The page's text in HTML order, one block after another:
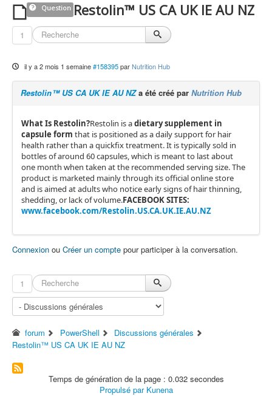
Question Restolin™ US CA UK IE AU NZ
1
il y a 2 mois 1 semaine #158395 parNutrition Hub
Restolin™ US CA UK IE AU NZa été créé par Nutrition Hub
What Is Restolin?Restolin is adietary supplement in
capsule form that is positioned as a daily support for hair
health rather than a quickfix treatment. It is typically sold in
bottles of around 60 capsules, which is meant to last about
one month when taken at the recommended serving size. The
product is marketed mainly through its official online store
and is aimed at adults who notice early signs of hair thinning,
shedding, or lack of volume.FACEBOOK SITES:
www.facebook.com/Restolin.US.CA.UK.IE.AU.NZ
Connexion ou Créer un compte pour participer à la conversation.
1
forum PowerShell
Discussions générales
Restolin™ US CA UK IE AU NZ
Temps de génération de la page : 0.032 secondes
Propulsé par Kunena